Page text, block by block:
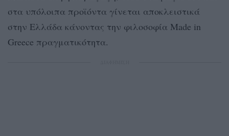
στα υπόλοιπα προϊόντα γίνεται αποκλειστικά
στην Ελλάδα κάνοντας την φιλοσοφία Made in
Greece πραγματικότητα.